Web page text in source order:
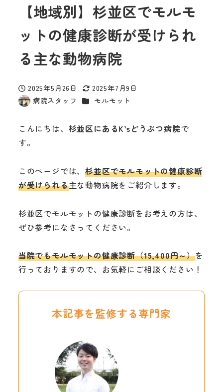
【地域別】杉並区でモルモ
ットの健康診断が受けられ
る主な動物病院
投稿日
2025年5月26日
更新日
2025年7月9日
著
病院スタッフ カテゴリー
モルモット
こんにちは、 杉並区にあるK’sどうぶつ病院で
す。
このページでは、杉並区でモルモットの健康診断
が受けられる主な動物病院をご紹介します。
杉並区でモルモットの健康診断をお考えの方は、
ぜひ参考になさってください。
当院でもモルモットの健康診断（15,400円～）を
行っておりますので、お気軽にご相談ください！
本記事を監修する専門家